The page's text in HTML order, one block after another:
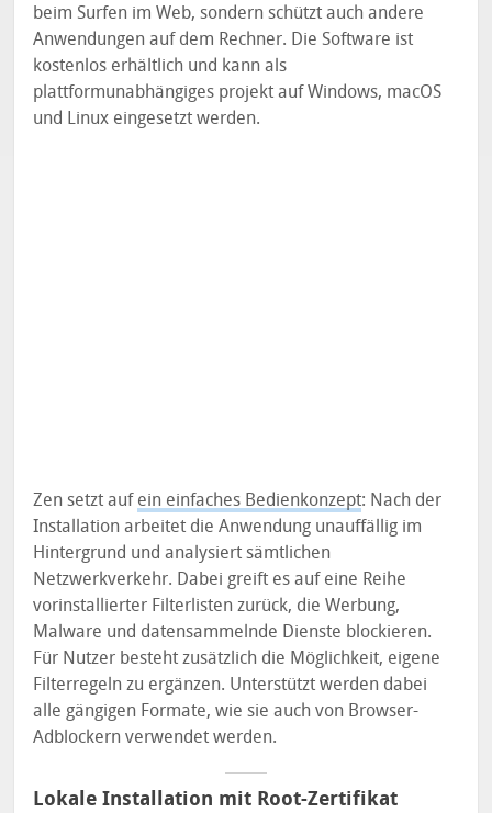
beim Surfen im Web, sondern schützt auch andere
Anwendungen auf dem Rechner. Die Software ist
kostenlos erhältlich und kann als
plattformunabhängiges projekt auf Windows, macOS
und Linux eingesetzt werden.
Zen setzt auf ein einfaches Bedienkonzept: Nach der
Installation arbeitet die Anwendung unauffällig im
Hintergrund und analysiert sämtlichen
Netzwerkverkehr. Dabei greift es auf eine Reihe
vorinstallierter Filterlisten zurück, die Werbung,
Malware und datensammelnde Dienste blockieren.
Für Nutzer besteht zusätzlich die Möglichkeit, eigene
Filterregeln zu ergänzen. Unterstützt werden dabei
alle gängigen Formate, wie sie auch von Browser-
Adblockern verwendet werden.
Lokale Installation mit Root-Zertifikat